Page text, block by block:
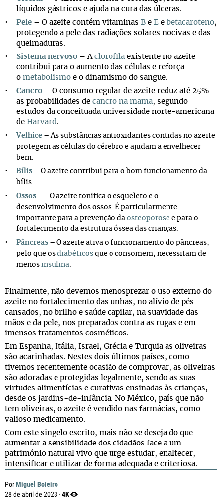
PorMiguel Boieiro
28 de abril de 2023 ·4K
líquidos gástricos e ajuda na cura das úlceras.
Pele– O azeite contém vitaminas Be Ee betacaroteno,
protegendo a pele das radiações solares nocivas e das
queimaduras.
Sistema nervoso– A clorofilaexistente no azeite
contribui para o aumento das células e reforça
o metabolismoe o dinamismo do sangue.
Cancro– O consumo regular de azeite reduz até 25%
as probabilidades de cancro na mama, segundo
estudos da conceituada universidade norte-americana
de Harvard.
Velhice– As substâncias antioxidantes contidas no azeite
protegem as células do cérebro e ajudam a envelhecer
bem.
Bílis– O azeite contribui para o bom funcionamento da
bílis.
Ossos-- O azeite tonifica o esqueleto e o
desenvolvimento dos ossos. É particularmente
importante para a prevenção da osteoporose e para o
fortalecimento da estrutura óssea das crianças.
Pâncreas– O azeite ativa o funcionamento do pâncreas,
pelo que os diabéticosque o consomem, necessitam de
menos insulina.
Finalmente, não devemos menosprezar o uso externo do
azeite no fortalecimento das unhas, no alívio de pés
cansados, no brilho e saúde capilar, na suavidade das
mãos e da pele, nos preparados contra as rugas e em
imensos tratamentos cosméticos.
Em Espanha, Itália, Israel, Grécia e Turquia as oliveiras
são acarinhadas. Nestes dois últimos países, como
tivemos recentemente ocasião de comprovar, as oliveiras
são adoradas e protegidas legalmente, sendo as suas
virtudes alimentícias e curativas ensinadas às crianças,
desde os jardins-de-infância. No México, país que não
tem oliveiras, o azeite é vendido nas farmácias, como
valioso medicamento.
Com este singelo escrito, mais não se deseja do que
aumentar a sensibilidade dos cidadãos face a um
património natural vivo que urge estudar, enaltecer,
intensificar e utilizar de forma adequada e criteriosa.